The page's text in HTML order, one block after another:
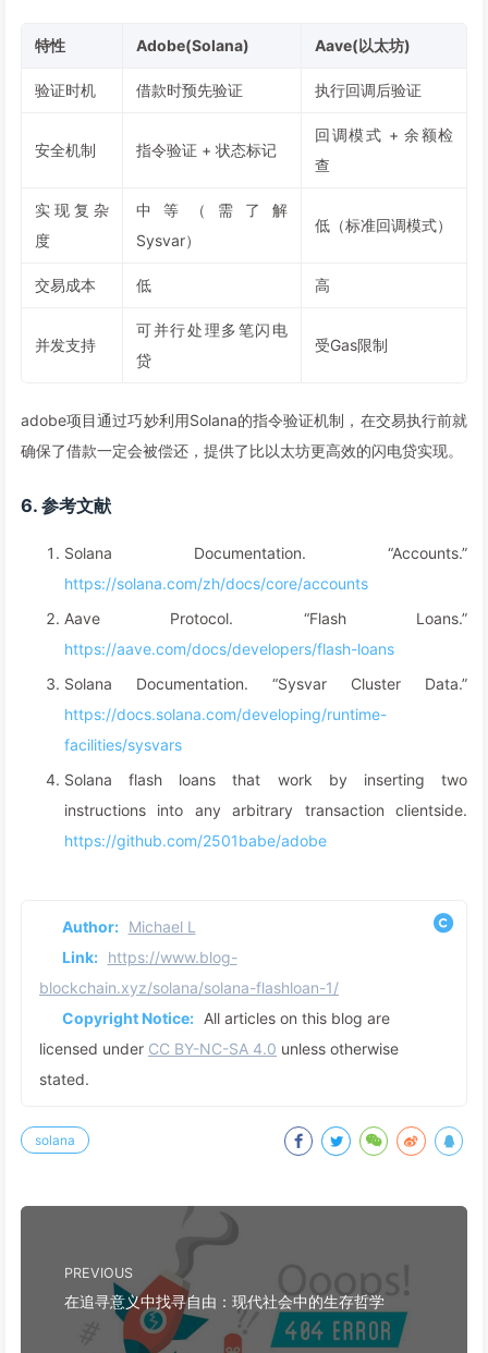
特性 Adobe(Solana) Aave(以太坊)
验证时机 借款时预先验证 执行回调后验证
安全机制 指令验证 + 状态标记
回调模式 + 余额检
查
实现复杂
度
中等（需了解
Sysvar）
低（标准回调模式）
交易成本 低 高
并发支持
可并行处理多笔闪电
贷
受Gas限制
adobe项目通过巧妙利用Solana的指令验证机制，在交易执行前就
确保了借款一定会被偿还，提供了比以太坊更高效的闪电贷实现。
6. 参考文献
Solana Documentation. “Accounts.”
https://solana.com/zh/docs/core/accounts
Aave Protocol. “Flash Loans.”
https://aave.com/docs/developers/flash-loans
Solana Documentation. “Sysvar Cluster Data.”
https://docs.solana.com/developing/runtime-
facilities/sysvars
Solana flash loans that work by inserting two
instructions into any arbitrary transaction clientside.
https://github.com/2501babe/adobe
Author: Michael L
Link: https://www.blog-
blockchain.xyz/solana/solana-flashloan-1/
Copyright Notice: All articles on this blog are
licensed under CC BY-NC-SA 4.0 unless otherwise
stated.
solana
PREVIOUS
在追寻意义中找寻自由：现代社会中的生存哲学